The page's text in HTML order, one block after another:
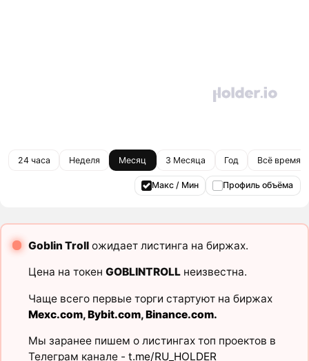
24 часа Неделя Месяц 3 Месяца Год Всё время
Макс / Мин Профиль объёма
Goblin Trollожидает листинга на биржах.
Цена на токен GOBLINTROLLнеизвестна.
Чаще всего первые торги стартуют на биржах
Mexc.com,Bybit.com,Binance.com.
Мы заранее пишем о листингах топ проектов в
Телеграм канале - t.me/RU_HOLDER